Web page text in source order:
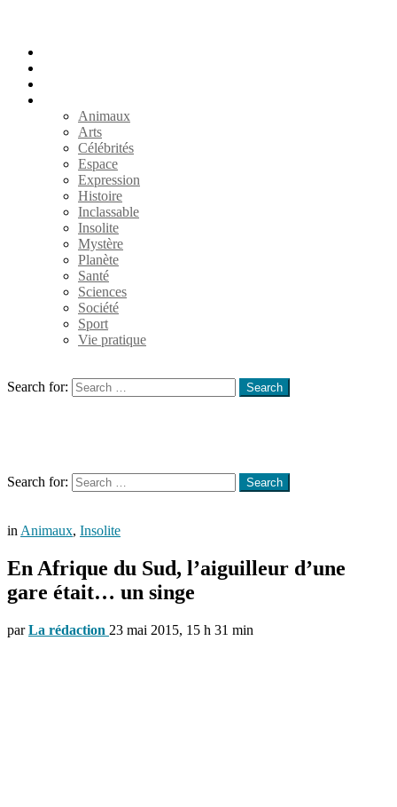
Animaux
Arts
Célébrités
Espace
Expression
Histoire
Inclassable
Insolite
Mystère
Planète
Santé
Sciences
Société
Sport
Vie pratique
Search for:
Search
Search for:
Search
in Animaux, Insolite
En Afrique du Sud, l’aiguilleur d’une
gare était… un singe
par La rédaction 23 mai 2015, 15 h 31 min